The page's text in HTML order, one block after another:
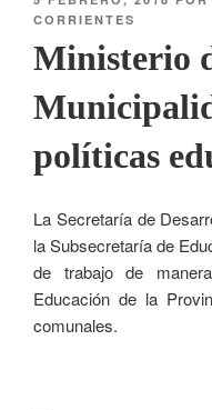
CORRIENTES
Ministerio
políticas
La Secretaría de
la Subsecretaría de
de trabajo de
Educación de la
comunales.